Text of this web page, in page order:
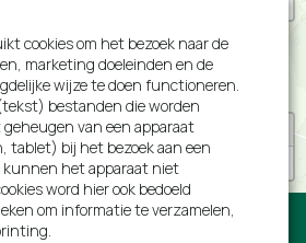
- 27 maart 2022
minpuntje te bedenken. Bij
we vriendelijk ontvangen en
van 28 лютага - 7 maart
cookies om het bezoek naar de
marketing doeleinden en de
wijze te doen functioneren.
bestanden die worden
van een apparaat
tablet) bij het bezoek aan een
kunnen het apparaat niet
word hier ook bedoeld
om informatie te verzamelen,